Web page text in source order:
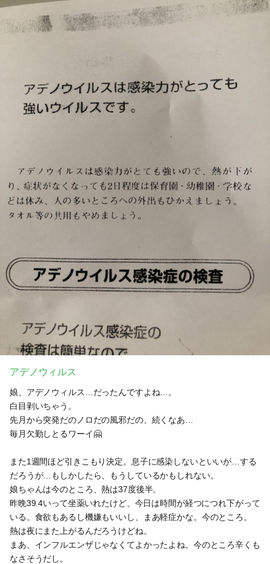
アデノウィルス
娘、アデノウィルス…だったんですよね…。
白目剥いちゃう。
先月から突発だのノロだの風邪だの、続くなあ…
毎月欠勤しとるワーイ🤗
また1週間ほど引きこもり決定。息子に感染しないといいが…する
だろうが…もしかしたら、もうしているかもしれない。
娘ちゃんは今のところ、熱は37度後半。
昨晩39.4いって坐薬いれたけど、今日は時間が経つにつれ下がって
いる。食欲もあるし機嫌もいいし、まあ軽症かな。今のところ。
熱は夜にまた上がるんだろうけどね。
まあ、インフルエンザじゃなくてよかったよね。今のところ辛くも
なさそうだし。